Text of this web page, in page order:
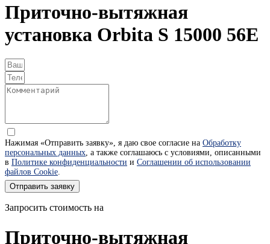
Приточно-вытяжная
установка Orbita S 15000 56Е
Нажимая «Отправить заявку», я даю свое согласие на Обработку
персональных данных, а также соглашаюсь с условиями, описанными
в Политике конфиденциальности и Соглашении об использовании
файлов Cookie.
Отправить заявку
Запросить стоимость на
Приточно-вытяжная